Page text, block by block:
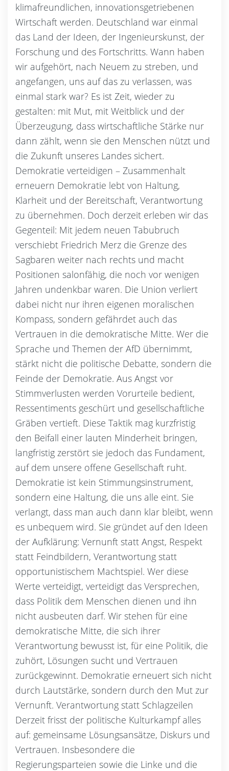
klimafreundlichen, innovationsgetriebenen
Wirtschaft werden. Deutschland war einmal
das Land der Ideen, der Ingenieurskunst, der
Forschung und des Fortschritts. Wann haben
wir aufgehört, nach Neuem zu streben, und
angefangen, uns auf das zu verlassen, was
einmal stark war? Es ist Zeit, wieder zu
gestalten: mit Mut, mit Weitblick und der
Überzeugung, dass wirtschaftliche Stärke nur
dann zählt, wenn sie den Menschen nützt und
die Zukunft unseres Landes sichert.
Demokratie verteidigen – Zusammenhalt
erneuern Demokratie lebt von Haltung,
Klarheit und der Bereitschaft, Verantwortung
zu übernehmen. Doch derzeit erleben wir das
Gegenteil: Mit jedem neuen Tabubruch
verschiebt Friedrich Merz die Grenze des
Sagbaren weiter nach rechts und macht
Positionen salonfähig, die noch vor wenigen
Jahren undenkbar waren. Die Union verliert
dabei nicht nur ihren eigenen moralischen
Kompass, sondern gefährdet auch das
Vertrauen in die demokratische Mitte. Wer die
Sprache und Themen der AfD übernimmt,
stärkt nicht die politische Debatte, sondern die
Feinde der Demokratie. Aus Angst vor
Stimmverlusten werden Vorurteile bedient,
Ressentiments geschürt und gesellschaftliche
Gräben vertieft. Diese Taktik mag kurzfristig
den Beifall einer lauten Minderheit bringen,
langfristig zerstört sie jedoch das Fundament,
auf dem unsere offene Gesellschaft ruht.
Demokratie ist kein Stimmungsinstrument,
sondern eine Haltung, die uns alle eint. Sie
verlangt, dass man auch dann klar bleibt, wenn
es unbequem wird. Sie gründet auf den Ideen
der Aufklärung: Vernunft statt Angst, Respekt
statt Feindbildern, Verantwortung statt
opportunistischem Machtspiel. Wer diese
Werte verteidigt, verteidigt das Versprechen,
dass Politik dem Menschen dienen und ihn
nicht ausbeuten darf. Wir stehen für eine
demokratische Mitte, die sich ihrer
Verantwortung bewusst ist, für eine Politik, die
zuhört, Lösungen sucht und Vertrauen
zurückgewinnt. Demokratie erneuert sich nicht
durch Lautstärke, sondern durch den Mut zur
Vernunft. Verantwortung statt Schlagzeilen
Derzeit frisst der politische Kulturkampf alles
auf: gemeinsame Lösungsansätze, Diskurs und
Vertrauen. Insbesondere die
Regierungsparteien sowie die Linke und die